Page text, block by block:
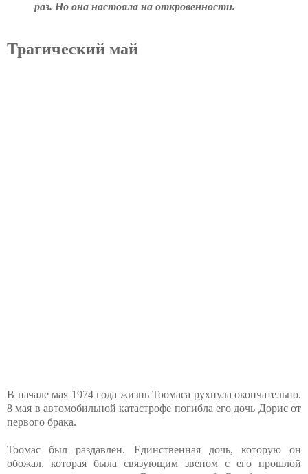
раз. Но она настояла на откровенности.
Трагический май
В начале мая 1974 года жизнь Тоомаса рухнула окончательно.
8 мая в автомобильной катастрофе погибла его дочь Дорис от
первого брака.
Тоомас был раздавлен. Единственная дочь, которую он
обожал, которая была связующим звеном с его прошлой